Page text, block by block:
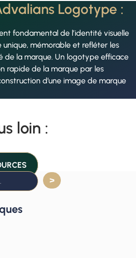
Logotype :
fondamental de l’identité visuelle
unique, mémorable et refléter les
de la marque. Un logotype efficace
rapide de la marque par les
d’une image de marque
loin :